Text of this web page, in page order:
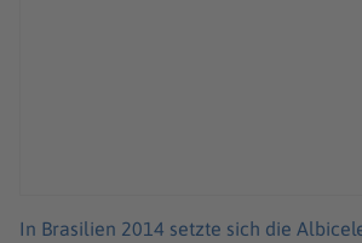
In Brasilien 2014 setzte sich die